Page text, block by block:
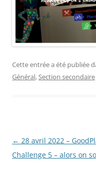
Cette entrée a été publiée
Général,Section secondaire
Navigation
des
← 28 avril 2022 –
Challenge 5 – alors on